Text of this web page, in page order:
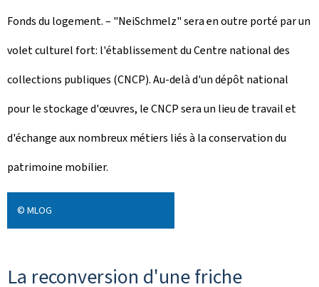
Fonds du logement. – "NeiSchmelz" sera en outre porté par un
volet culturel fort: l'établissement du Centre national des
collections publiques (CNCP). Au-delà d'un dépôt national
pour le stockage d'œuvres, le CNCP sera un lieu de travail et
d'échange aux nombreux métiers liés à la conservation du
patrimoine mobilier.
© MLOG
La reconversion d'une friche